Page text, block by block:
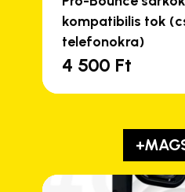
kompatibilis tok
telefonokra)
4 500 Ft